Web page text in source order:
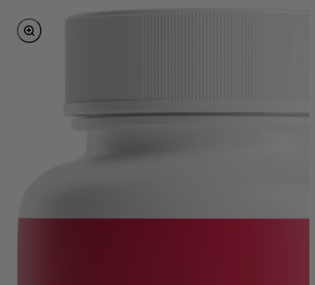
Bild vergrößern